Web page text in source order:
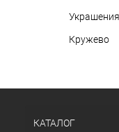
Украшения
Кружево
КАТАЛОГ